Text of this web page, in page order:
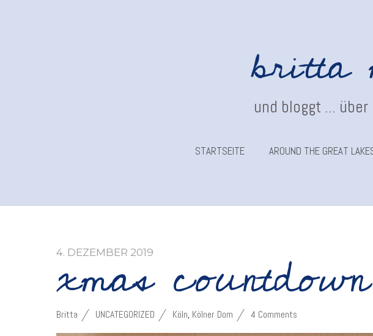
britta
und bloggt ...
STARTSEITE AROUND THE GREAT
4. DEZEMBER 2019
xmas countdown
Britta UNCATEGORIZED Köln, Kölner Dom 4 Comments